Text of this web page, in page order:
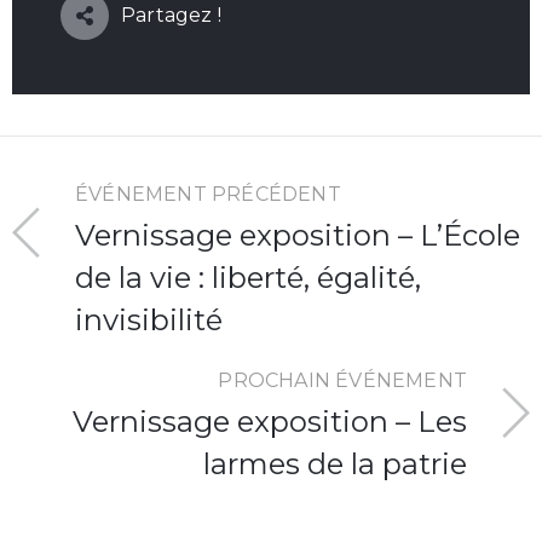
Partagez !
ÉVÉNEMENT PRÉCÉDENT
Vernissage exposition – L’École
de la vie : liberté, égalité,
invisibilité
PROCHAIN ÉVÉNEMENT
Vernissage exposition – Les
larmes de la patrie